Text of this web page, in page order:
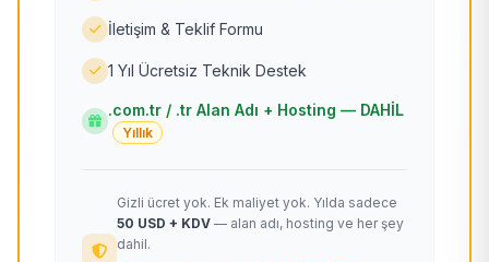
İletişim & Teklif Formu
1 Yıl Ücretsiz Teknik Destek
.com.tr / .tr Alan Adı + Hosting — DAHİL
Yıllık
Gizli ücret yok. Ek maliyet yok. Yılda sadece
50 USD + KDV — alan adı, hosting ve her şey
dahil.